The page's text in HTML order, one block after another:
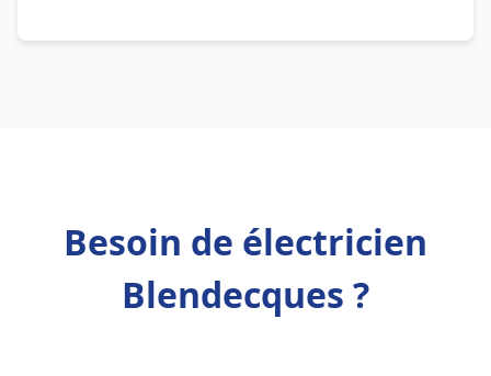
Besoin de électricien
Blendecques ?